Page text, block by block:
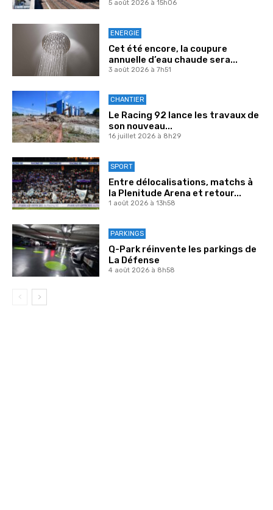
5 août 2026 à 15h06
ENERGIE
Cet été encore, la coupure
annuelle d’eau chaude sera...
3 août 2026 à 7h51
CHANTIER
Le Racing 92 lance les travaux de
son nouveau...
16 juillet 2026 à 8h29
SPORT
Entre délocalisations, matchs à
la Plenitude Arena et retour...
1 août 2026 à 13h58
PARKINGS
Q-Park réinvente les parkings de
La Défense
4 août 2026 à 8h58